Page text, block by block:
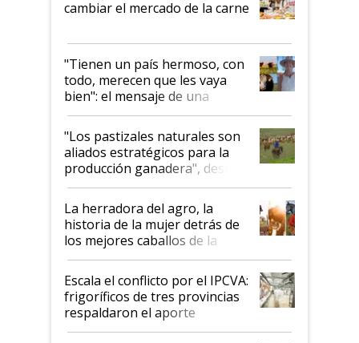
cambiar el mercado de la carne
"Tienen un país hermoso, con
todo, merecen que les vaya
bien": el mensaje de una
ganadera uruguaya sobre las
oportunidades que se abren
para el agro en Argentina, con
foco en la carne
"Los pastizales naturales son
aliados estratégicos para la
producción ganadera", destaca
la iniciativa que ya reúne a 46
establecimientos en Argentina
La herradora del agro, la
historia de la mujer detrás de
los mejores caballos de la
Argentina y los mitos que
todavía hacen sufrir a estos
animales: "Mientras me
descalificaban, yo seguí
haciendo currículum"
Escala el conflicto por el IPCVA:
frigoríficos de tres provincias
respaldaron el aporte
obligatorio